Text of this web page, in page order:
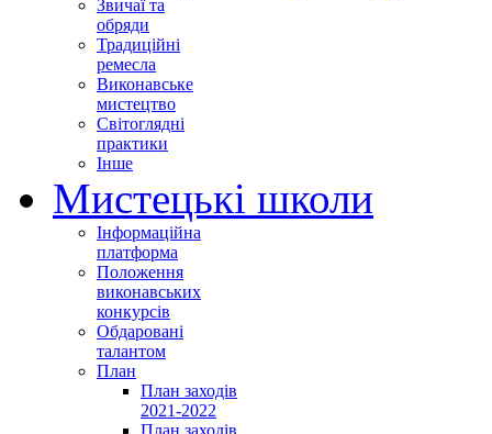
Звичаї та
обряди
Традиційні
ремесла
Виконавське
мистецтво
Світоглядні
практики
Інше
Мистецькі школи
Інформаційна
платформа
Положення
виконавських
конкурсів
Обдаровані
талантом
План
План заходів
2021-2022
План заходів